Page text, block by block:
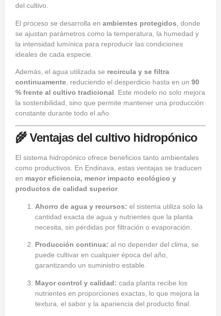
del cultivo.
El proceso se desarrolla en ambientes protegidos , donde
se ajustan parámetros como la temperatura, la humedad y
la intensidad lumínica para reproducir las condiciones
ideales de cada especie.
Además, el agua utilizada se recircula y se filtra
continuamente , reduciendo el desperdicio hasta en un 90
% frente al cultivo tradicional . Este modelo no solo mejora
la sostenibilidad, sino que permite mantener una producción
constante durante todo el año.
🌾 Ventajas del cultivo hidropónico
El sistema hidropónico ofrece beneficios tanto ambientales
como productivos. En Endinava, estas ventajas se traducen
en mayor eficiencia, menor impacto ecológico y
productos de calidad superior.
Ahorro de agua y recursos: el sistema utiliza solo la
cantidad exacta de agua y nutrientes que la planta
necesita, sin pérdidas por filtración o evaporación.
Producción continua: al no depender del clima, se
puede cultivar en cualquier época del año,
garantizando un suministro estable.
Mayor control y calidad: cada planta recibe los
nutrientes en proporciones exactas, lo que mejora la
textura, el sabor y la apariencia del producto final.